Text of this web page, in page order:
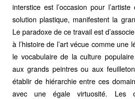
interstice est l’occasion pour l’artiste
solution plastique, manifestent la
Le paradoxe de ce travail est
à l’histoire de l’art vécue comme une
le vocabulaire de la culture
aux grands peintres ou aux
établir de hiérarchie entre ces
avec une égale virtuosité. Les